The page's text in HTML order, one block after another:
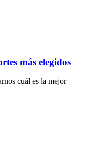
más elegidos
cuál es la mejor